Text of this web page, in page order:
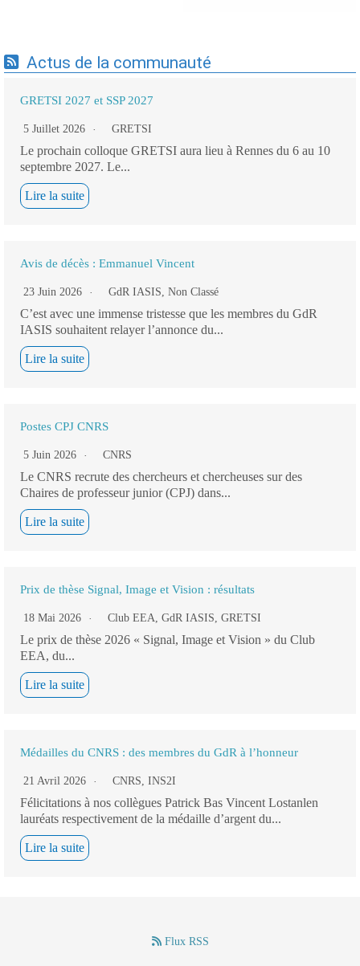
Actus de la communauté
GRETSI 2027 et SSP 2027
5 Juillet 2026 GRETSI
Le prochain colloque GRETSI aura lieu à Rennes du 6 au 10
septembre 2027. Le...
Lire la suite
Avis de décès : Emmanuel Vincent
23 Juin 2026 GdR IASIS, Non Classé
C’est avec une immense tristesse que les membres du GdR
IASIS souhaitent relayer l’annonce du...
Lire la suite
Postes CPJ CNRS
5 Juin 2026 CNRS
Le CNRS recrute des chercheurs et chercheuses sur des
Chaires de professeur junior (CPJ) dans...
Lire la suite
Prix de thèse Signal, Image et Vision : résultats
18 Mai 2026 Club EEA, GdR IASIS, GRETSI
Le prix de thèse 2026 « Signal, Image et Vision » du Club
EEA, du...
Lire la suite
Médailles du CNRS : des membres du GdR à l’honneur
21 Avril 2026 CNRS, INS2I
Félicitations à nos collègues Patrick Bas Vincent Lostanlen
lauréats respectivement de la médaille d’argent du...
Lire la suite
Flux RSS